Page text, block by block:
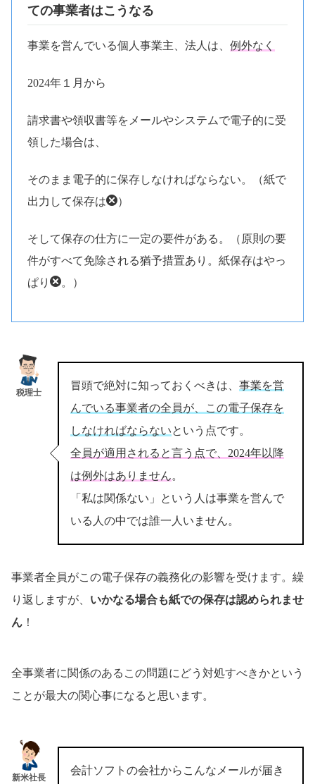
ての事業者はこうなる
事業を営んでいる個人事業主、法人は、 例外なく
2024年１月から
請求書や領収書等をメールやシステムで電子的に受
領した場合は、
そのまま電子的に保存しなければならない。（紙で
出力して保存は
）
そして保存の仕方に一定の要件がある。（原則の要
件がすべて免除される猶予措置あり。紙保存はやっ
ぱり
。）
税理士
冒頭で絶対に知っておくべきは、 事業を営
んでいる事業者の全員が、この電子保存を
しなければならないという点です。
全員が適用されると言う点で、2024年以降
は例外はありません。
「私は関係ない」という人は事業を営んで
いる人の中では誰一人いません。
事業者全員がこの電子保存の義務化の影響を受けます。繰
り返しますが、 いかなる場合も紙での保存は認められませ
ん ！
全事業者に関係のあるこの問題にどう対処すべきかという
ことが最大の関心事になると思います。
新米社長
会計ソフトの会社からこんなメールが届き